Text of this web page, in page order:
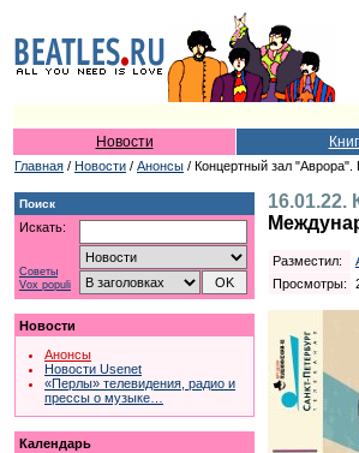
Новости
Главная / Новости / Анонсы / Концертный зал
Поиск
Искать:
Советы
Vox populi
Новости
Анонсы
Новости Usenet
«Перлы» телевидения, радио и
прессы о музыке…
Календарь
16.01.22.
Разместил:
Просмотры: